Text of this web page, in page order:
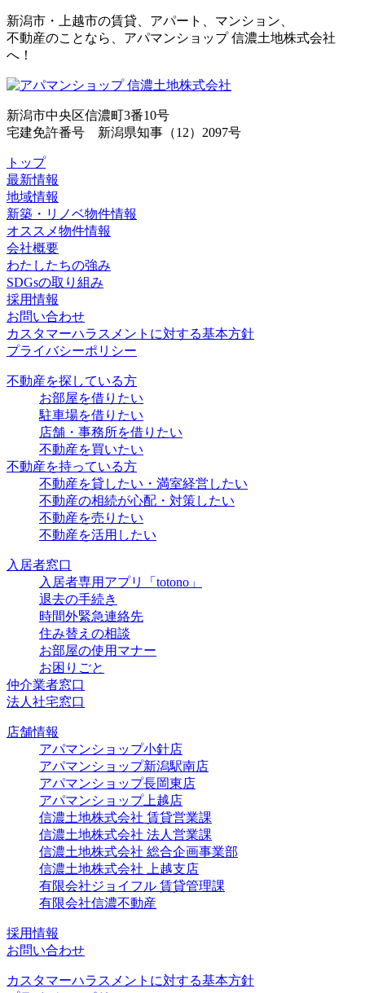
新潟市・上越市の賃貸、アパート、マンション、
不動産のことなら、アパマンショップ 信濃土地株式会社
へ！
新潟市中央区信濃町3番10号
宅建免許番号 新潟県知事（12）2097号
トップ
最新情報
地域情報
新築・リノベ物件情報
オススメ物件情報
会社概要
わたしたちの強み
SDGsの取り組み
採用情報
お問い合わせ
カスタマーハラスメントに対する基本方針
プライバシーポリシー
不動産を探している方
お部屋を借りたい
駐車場を借りたい
店舗・事務所を借りたい
不動産を買いたい
不動産を持っている方
不動産を貸したい・満室経営したい
不動産の相続が心配・対策したい
不動産を売りたい
不動産を活用したい
入居者窓口
入居者専用アプリ「totono」
退去の手続き
時間外緊急連絡先
住み替えの相談
お部屋の使用マナー
お困りごと
仲介業者窓口
法人社宅窓口
店舗情報
アパマンショップ小針店
アパマンショップ新潟駅南店
アパマンショップ長岡東店
アパマンショップ上越店
信濃土地株式会社 賃貸営業課
信濃土地株式会社 法人営業課
信濃土地株式会社 総合企画事業部
信濃土地株式会社 上越支店
有限会社ジョイフル 賃貸管理課
有限会社信濃不動産
採用情報
お問い合わせ
カスタマーハラスメントに対する基本方針